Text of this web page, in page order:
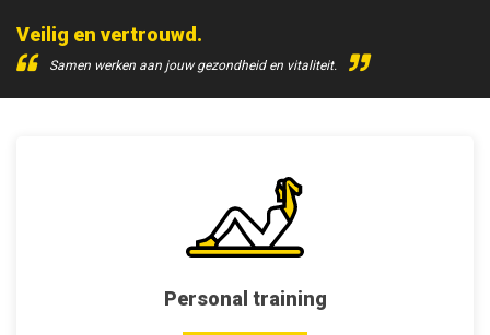
Veilig en vertrouwd.
Samen werken aan jouw gezondheid en vitaliteit.
Personal training